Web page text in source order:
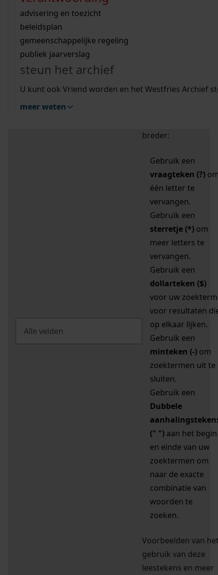
bouwvergunningen
omgevingsvergunningen
vergunningen
beeld en geluid
uitleg nodig?
Wij helpen u op weg met een aantal zoektips.
bekijk alle zoektips
Wij helpen u op weg met een aantal zoektips.
bekijk alle zoektips
bekijk ons geschiedenislokaal
advisering en toezicht
beleidsplan
gemeenschappelijke regeling
publiek jaarverslag
steun het archief
U kunt ook Vriend worden en het Westfries Archief
meer weten
zoektips
Mijn Studiezaal (inloggen)
uw zoekopdracht te
breder:
Gebruik een
vraagteken (?)
één letter te
vervangen.
Gebruik een
sterretje (*) om
meer letters te
vervangen.
Gebruik een
dollarteken ($)
voor uw zoekterm
voor resultaten
op elkaar lijken.
Gebruik een
minteken (-) om
zoektermen uit te
sluiten.
Gebruik een
Dubbele
(" ") aan het begin
en einde van uw
zoektermen om
naar de exacte
combinatie van
woorden te
zoeken.
Voorbeelden van
gebruik van deze
leestekens en meer